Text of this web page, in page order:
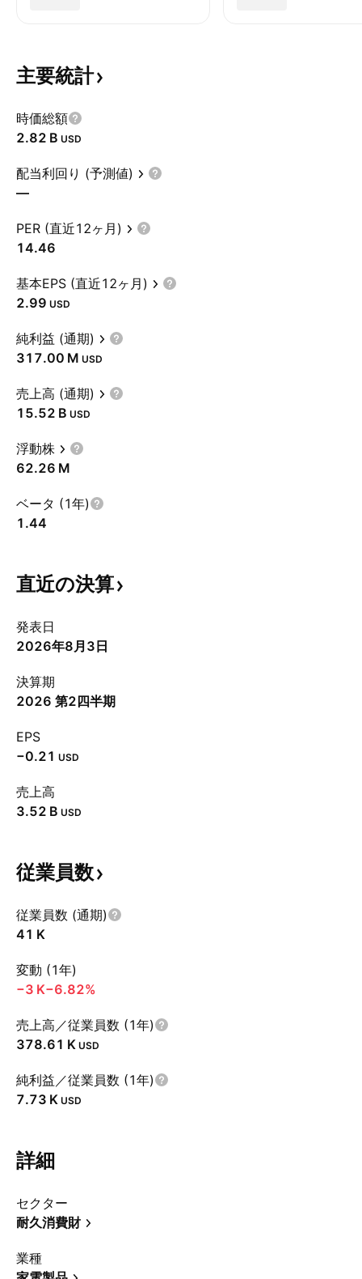
主要統計
時価総額
‪2.82 B‬ USD
配当利回り (予測値)
—
PER (直近12ヶ月)
14.46
基本EPS (直近12ヶ月)
2.99 USD
純利益 (通期)
‪317.00 M‬ USD
売上高 (通期)
‪15.52 B‬ USD
浮動株
‪62.26 M‬
ベータ (1年)
1.44
直近の決算
発表日
2026年8月3日
決算期
2026 第2四半期
EPS
−0.21 USD
売上高
‪3.52 B‬ USD
従業員数
従業員数 (通期)
‪41 K‬
変動 (1年)
‪−3 K‬−6.82%
売上高／従業員数 (1年)
‪378.61 K‬ USD
純利益／従業員数 (1年)
‪7.73 K‬ USD
詳細
セクター
耐久消費財
業種